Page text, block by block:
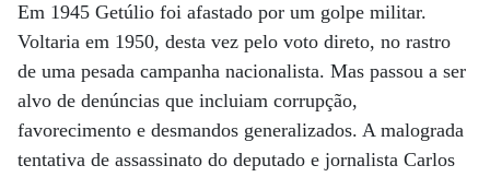
Em 1945 Getúlio foi afastado por um golpe militar.
Voltaria em 1950, desta vez pelo voto direto, no rastro
de uma pesada campanha nacionalista. Mas passou a ser
alvo de denúncias que incluiam corrupção,
favorecimento e desmandos generalizados. A malograda
tentativa de assassinato do deputado e jornalista Carlos